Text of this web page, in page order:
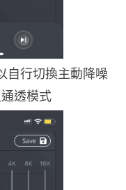
自行切換主動降噪
透模式